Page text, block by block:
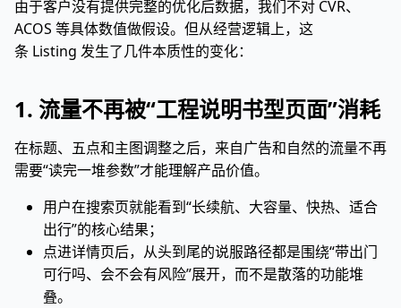
由于客户没有提供完整的优化后数据，我们不对 CVR、
ACOS 等具体数值做假设。但从经营逻辑上，这
条 Listing 发生了几件本质性的变化：
1. 流量不再被“工程说明书型页面”消耗
在标题、五点和主图调整之后，来自广告和自然的流量不再
需要“读完一堆参数”才能理解产品价值。
用户在搜索页就能看到“长续航、大容量、快热、适合
出行”的核心结果；
点进详情页后，从头到尾的说服路径都是围绕“带出门
可行吗、会不会有风险”展开，而不是散落的功能堆
叠。